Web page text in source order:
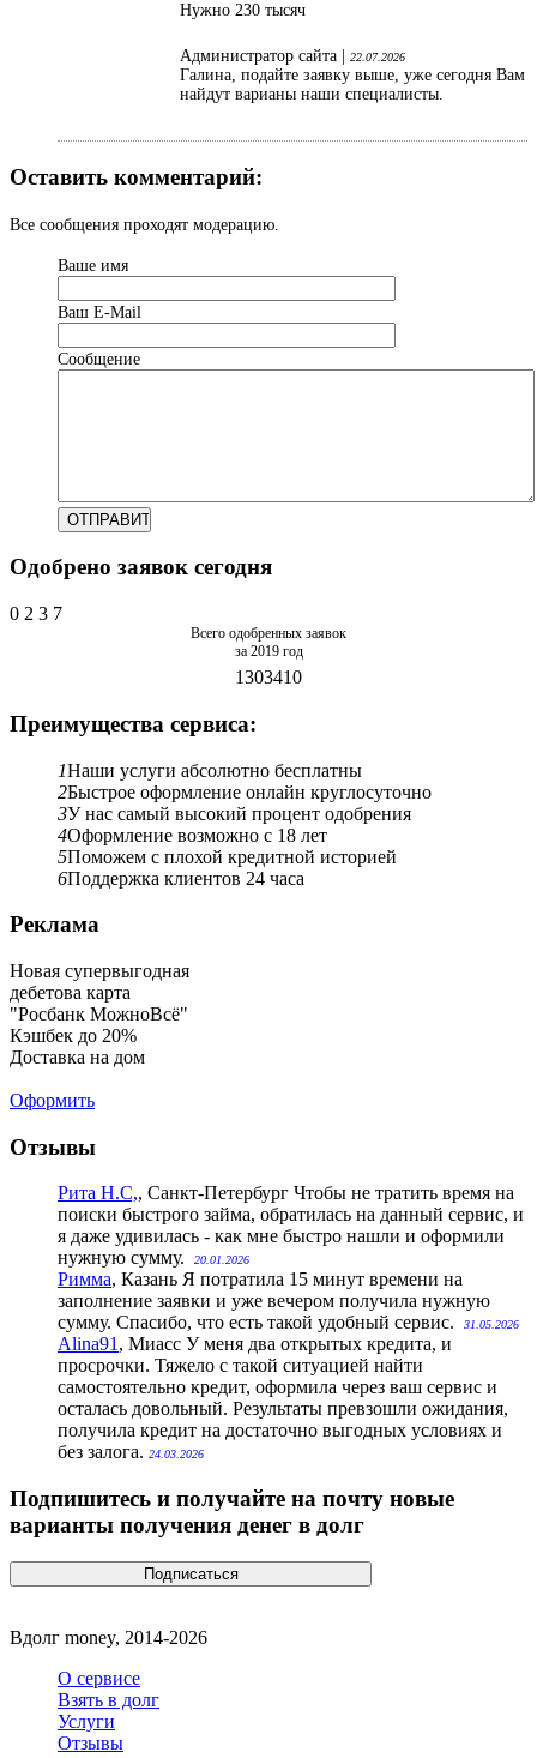
Нужно 230 тысяч
Администратор сайта | 22.07.2026
Галина, подайте заявку выше, уже сегодня Вам
найдут варианы наши специалисты.
Оставить комментарий:
Все сообщения проходят модерацию.
Ваше имя
Ваш Е-Mail
Сообщение
Одобрено заявок сегодня
0 2 3 7
Всего одобренных заявок
за 2019 год
1303410
Преимущества сервиса:
1Наши услуги абсолютно бесплатны
2Быстрое оформление онлайн круглосуточно
3У нас самый высокий процент одобрения
4Оформление возможно с 18 лет
5Поможем с плохой кредитной историей
6Поддержка клиентов 24 часа
Реклама
Новая супервыгодная
дебетова карта
"Росбанк МожноВсё"
Кэшбек до 20%
Доставка на дом
Оформить
Отзывы
Рита Н.С,, Санкт-Петербург Чтобы не тратить время на
поиски быстрого займа, обратилась на данный сервис, и
я даже удивилась - как мне быстро нашли и оформили
нужную сумму.
20.01.2026
Римма, Казань Я потратила 15 минут времени на
заполнение заявки и уже вечером получила нужную
сумму. Спасибо, что есть такой удобный сервис.
31.05.2026
Alina91, Миасс У меня два открытых кредита, и
просрочки. Тяжело с такой ситуацией найти
самостоятельно кредит, оформила через ваш сервис и
осталась довольный. Результаты превзошли ожидания,
получила кредит на достаточно выгодных условиях и
без залога. 24.03.2026
Подпишитесь и получайте на почту новые
варианты получения денег в долг
Вдолг money, 2014-2026
О сервисе
Взять в долг
Услуги
Отзывы